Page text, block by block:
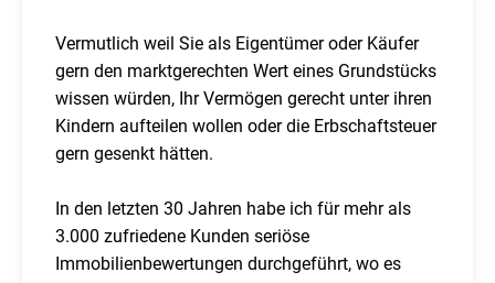
Vermutlich weil Sie als Eigentümer oder Käufer
gern den marktgerechten Wert eines Grundstücks
wissen würden, Ihr Vermögen gerecht unter ihren
Kindern aufteilen wollen oder die Erbschaftsteuer
gern gesenkt hätten.
In den letzten 30 Jahren habe ich für mehr als
3.000 zufriedene Kunden seriöse
Immobilienbewertungen durchgeführt, wo es